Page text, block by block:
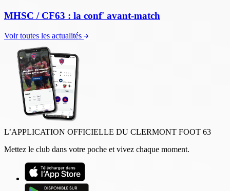
MHSC / CF63 : la conf' avant-match
Voir toutes les actualités
L’APPLICATION OFFICIELLE DU CLERMONT FOOT 63
Mettez le club dans votre poche et vivez chaque moment.